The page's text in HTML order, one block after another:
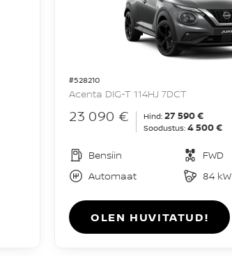
#528210
Acenta DIG-T 114HJ 7DCT
23 090 € Hind: 27 590 €
Soodustus: 4 500 €
Bensiin
FWD
Automaat
84 kW
OLEN HUVITATUD!